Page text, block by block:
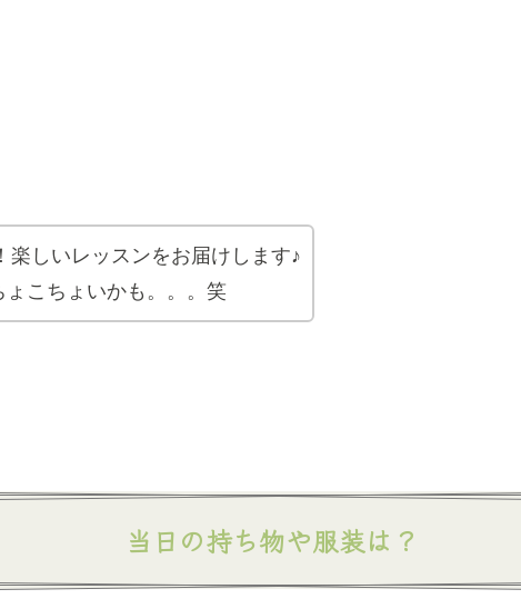
楽しいレッスンをお届けします♪
こちょいかも。。。笑
当日の持ち物や服装は？